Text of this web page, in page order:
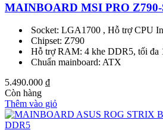
MAINBOARD MSI PRO
Socket: LGA1700 , Hỗ trợ CPU
Chipset: Z790
Hỗ trợ RAM: 4 khe DDR5, tối đa
Chuẩn mainboard: ATX
5.490.000 ₫
Còn hàng
Thêm vào giỏ